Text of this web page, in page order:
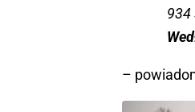
934
–